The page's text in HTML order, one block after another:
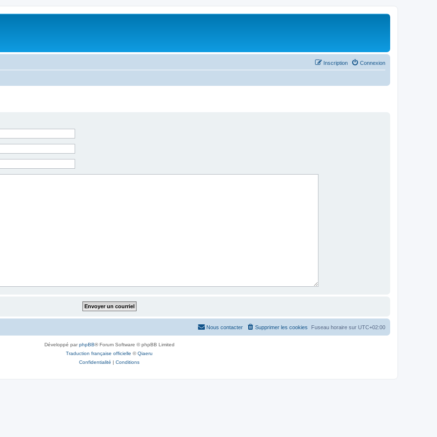
Connexion
Inscription
Fuseau horaire sur UTC+02:00
Supprimer les cookies
Nous contacter
Développé parphpBB® Forum Software © phpBB Limited
Traduction française officielle ©Qiaeru
Confidentialité | Conditions